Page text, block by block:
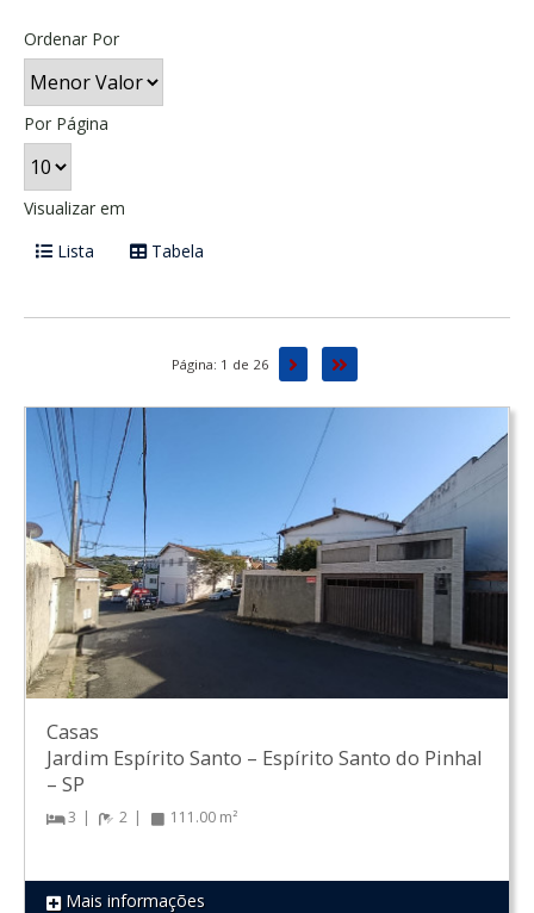
Ordenar Por
Por Página
Visualizar em
Lista
Tabela
Página: 1 de 26 PróximaÚltima
REF 1798
Casas
Jardim Espírito Santo – Espírito Santo do Pinhal
– SP
3 2 111.00 m²
Mais informações